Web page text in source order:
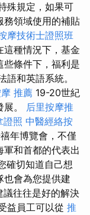
殊規定，如果可
務領域使用的補貼
摩技術士證照班
這種情況下，基金
些條件下，福利是
和英語系統。
推薦 19-20世紀
。 后里按摩推
證照 中醫經絡按
年博覽會，不僅
和首都的代表出
確切知道自己想
也會為您提供建
議往往是好的解決
益員工可以從 推